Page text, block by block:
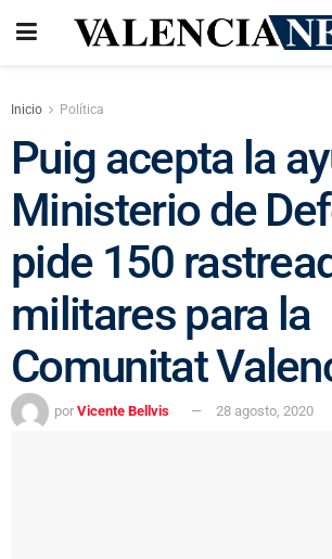
Inicio Política
Puig acepta la
Ministerio de
pide 150
militares para la
Comunitat
por Vicente Bellvis 28 agosto, 2020